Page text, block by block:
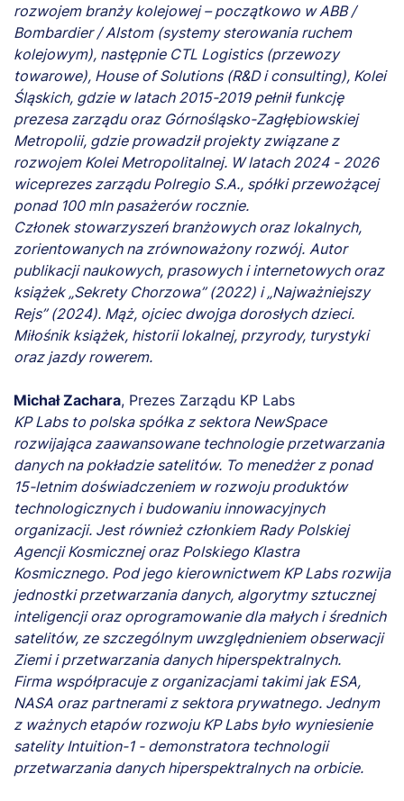
rozwojem branży kolejowej – początkowo w ABB /
Bombardier / Alstom (systemy sterowania ruchem
kolejowym), następnie CTL Logistics (przewozy
towarowe), House of Solutions (R&D i consulting), Kolei
Śląskich, gdzie w latach 2015-2019 pełnił funkcję
prezesa zarządu oraz Górnośląsko-Zagłębiowskiej
Metropolii, gdzie prowadził projekty związane z
rozwojem Kolei Metropolitalnej. W latach 2024 - 2026
wiceprezes zarządu Polregio S.A., spółki przewożącej
ponad 100 mln pasażerów rocznie.
Członek stowarzyszeń branżowych oraz lokalnych,
zorientowanych na zrównoważony rozwój. Autor
publikacji naukowych, prasowych i internetowych oraz
książek „Sekrety Chorzowa” (2022) i „Najważniejszy
Rejs” (2024). Mąż, ojciec dwojga dorosłych dzieci.
Miłośnik książek, historii lokalnej, przyrody, turystyki
oraz jazdy rowerem.
Michał Zachara, Prezes Zarządu KP Labs
KP Labs to polska spółka z sektora NewSpace
rozwijająca zaawansowane technologie przetwarzania
danych na pokładzie satelitów. To menedżer z ponad
15-letnim doświadczeniem w rozwoju produktów
technologicznych i budowaniu innowacyjnych
organizacji. Jest również członkiem Rady Polskiej
Agencji Kosmicznej oraz Polskiego Klastra
Kosmicznego. Pod jego kierownictwem KP Labs rozwija
jednostki przetwarzania danych, algorytmy sztucznej
inteligencji oraz oprogramowanie dla małych i średnich
satelitów, ze szczególnym uwzględnieniem obserwacji
Ziemi i przetwarzania danych hiperspektralnych.
Firma współpracuje z organizacjami takimi jak ESA,
NASA oraz partnerami z sektora prywatnego. Jednym
z ważnych etapów rozwoju KP Labs było wyniesienie
satelity Intuition-1 - demonstratora technologii
przetwarzania danych hiperspektralnych na orbicie.